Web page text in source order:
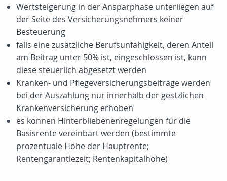
Wertsteigerung in der Ansparphase unterliegen auf
der Seite des Versicherungsnehmers keiner
Besteuerung
falls eine zusätzliche Berufsunfähigkeit, deren Anteil
am Beitrag unter 50% ist, eingeschlossen ist, kann
diese steuerlich abgesetzt werden
Kranken- und Pflegeversicherungsbeiträge werden
bei der Auszahlung nur innerhalb der gestzlichen
Krankenversicherung erhoben
es können Hinterbliebenenregelungen für die
Basisrente vereinbart werden (bestimmte
prozentuale Höhe der Hauptrente;
Rentengarantiezeit; Rentenkapitalhöhe)